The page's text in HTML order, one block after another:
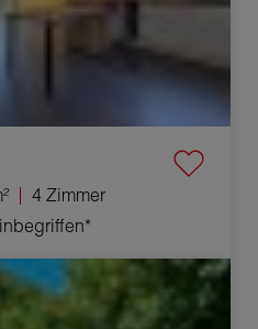
4 Zimmer
10 Zimmer 280 m²